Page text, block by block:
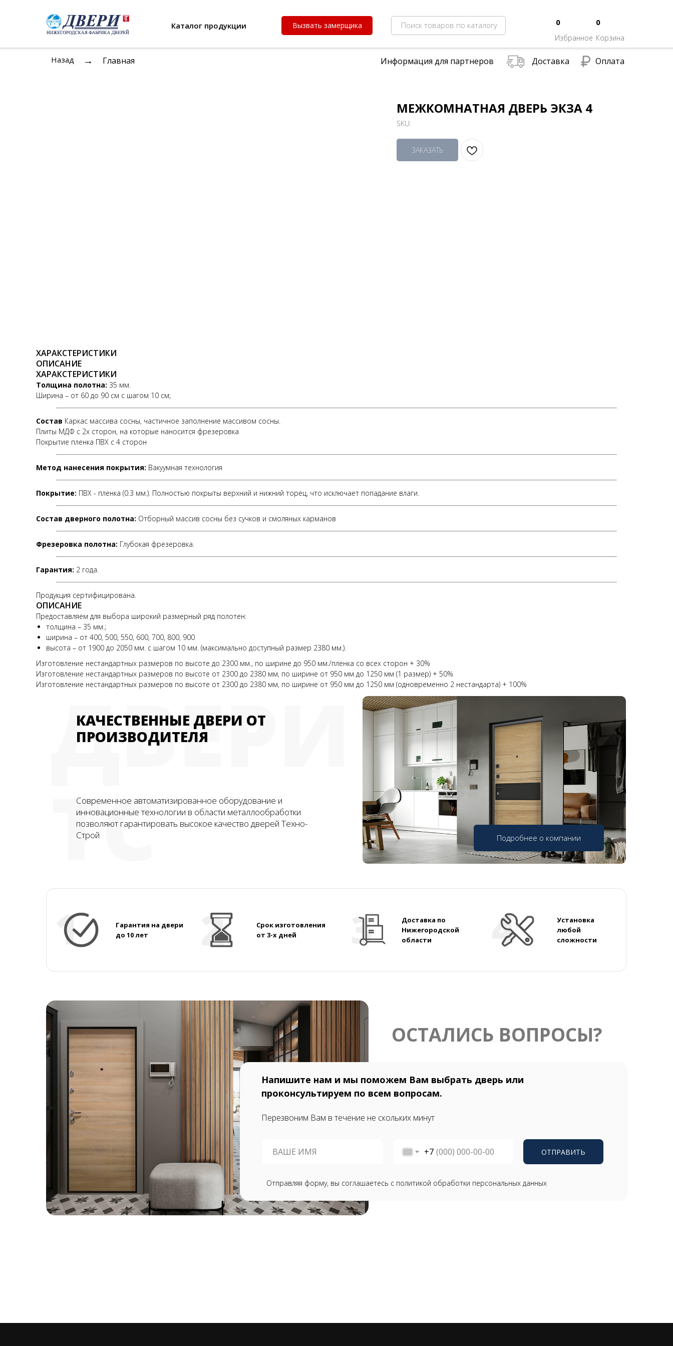
Главная Доставка Оплата
Корзина
0
Избранное
0
Назад
Вызвать замерщика
Каталог продукции Поиск товаров по каталогу
→ Информация для партнеров
МЕЖКОМНАТНАЯ ДВЕРЬ ЭКЗА 4
SKU:
ЗАКАЗАТЬ
ХАРАКСТЕРИСТИКИ
ОПИСАНИЕ
ХАРАКСТЕРИСТИКИ
Толщина полотна: 35 мм.
Ширина – от 60 до 90 см с шагом 10 см;
Состав Каркас массива сосны, частичное заполнение массивом сосны.
Плиты МДФ с 2х сторон, на которые наносится фрезеровка
Покрытие пленка ПВХ с 4 сторон
Метод нанесения покрытия: Вакуумная технология
Покрытие: ПВХ - пленка (0.3 мм.). Полностью покрыты верхний и нижний торец, что исключает попадание влаги.
Состав дверного полотна: Отборный массив сосны без сучков и смоляных карманов
Фрезеровка полотна: Глубокая фрезеровка.
Гарантия: 2 года.
Продукция сертифицирована.
ОПИСАНИЕ
Предоставляем для выбора широкий размерный ряд полотен:
толщина – 35 мм.;
ширина – от 400, 500, 550, 600, 700, 800, 900
высота – от 1900 до 2050 мм. с шагом 10 мм. (максимально доступный размер 2380 мм.).
Изготовление нестандартных размеров по высоте до 2300 мм., по ширине до 950 мм./пленка со всех сторон + 30%
Изготовление нестандартных размеров по высоте от 2300 до 2380 мм, по ширине от 950 мм до 1250 мм (1 размер) + 50%
Изготовление нестандартных размеров по высоте от 2300 до 2380 мм, по ширине от 950 мм до 1250 мм (одновременно 2 нестандарта) + 100%
ДВЕРИ
ТС
КАЧЕСТВЕННЫЕ ДВЕРИ ОТ
ПРОИЗВОДИТЕЛЯ
Подробнее о компании
Современное автоматизированное оборудование и
инновационные технологии в области металлообработки
позволяют гарантировать высокое качество дверей Техно-
Строй
Гарантия на двери
до 10 лет
Срок изготовления
от 3-х дней
Доставка по
Нижегородской
области
Установка
любой
сложности
+7 ОТПРАВИТЬ
ОСТАЛИСЬ ВОПРОСЫ?
Напишите нам и мы поможем Вам выбрать дверь или
проконсультируем по всем вопросам.
Перезвоним Вам в течение не скольких минут
Отправляя форму, вы соглашаетесь с политикой обработки персональных данных